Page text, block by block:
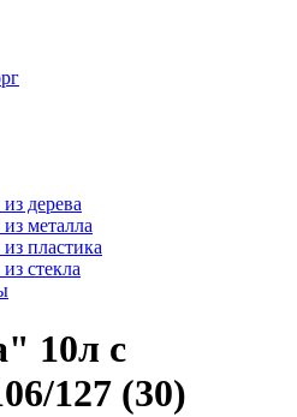
дерева
металла
пластика
стекла
10л с
127 (30)